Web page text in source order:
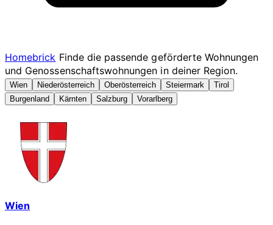
Homebrick Finde die passende geförderte Wohnungen
und Genossenschaftswohnungen in deiner Region.
Wien Niederösterreich Oberösterreich Steiermark
Tirol
Burgenland
Kärnten Salzburg Vorarlberg
Wien